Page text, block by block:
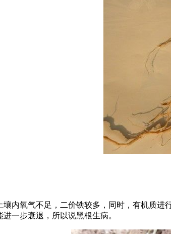
氧气不足，二价铁较多，同时，有机质进
一步衰退，所以说黑根生病。